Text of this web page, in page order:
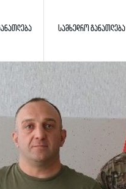
ᲡᲐᲛᲮᲔᲓᲠᲝ ᲒᲐᲜᲐᲗᲚᲔᲑᲐ